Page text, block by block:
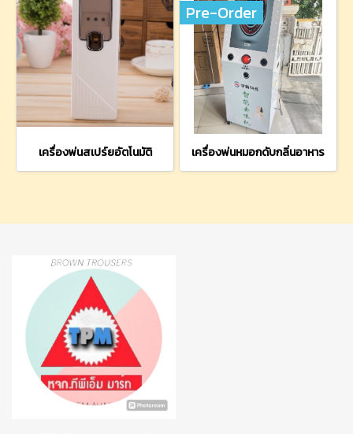
เครื่องพ่นสเปร์ยอัตโนมัติ
Pre-Order
เครื่องพ่นหมอกดับกลิ่นอาหาร